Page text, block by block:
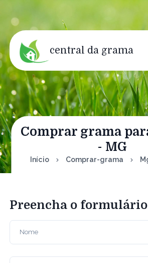
central da grama
Comprar grama
- MG
Início Comprar-grama
Preencha o